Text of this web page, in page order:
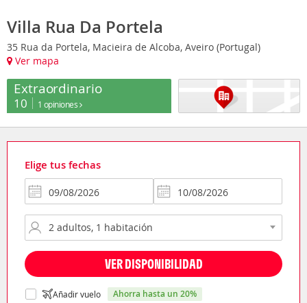
Villa Rua Da Portela
35 Rua da Portela, Macieira de Alcoba, Aveiro (Portugal)
Ver mapa
Extraordinario
10 1 opiniones
Elige tus fechas
VER DISPONIBILIDAD
Añadir vuelo ahorra hasta un 20%